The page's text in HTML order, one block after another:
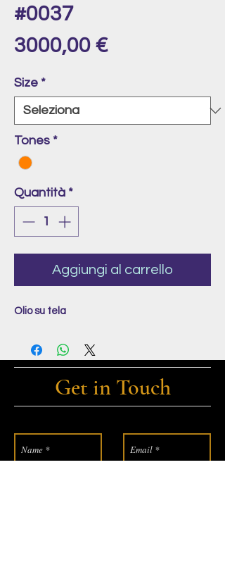
#0037
3000,00 €Prezzo
Size *
Tones *
Quantità *
Aggiungi al carrello
Olio su tela
Get in Touch